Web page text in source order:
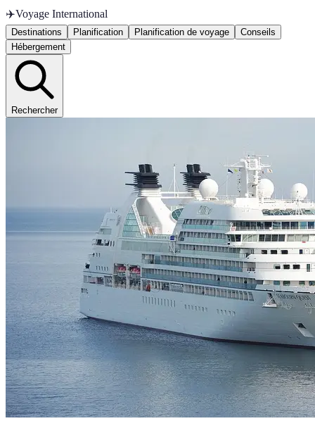
✈️Voyage International
Destinations Planification Planification de voyage
Conseils
Hébergement
Rechercher